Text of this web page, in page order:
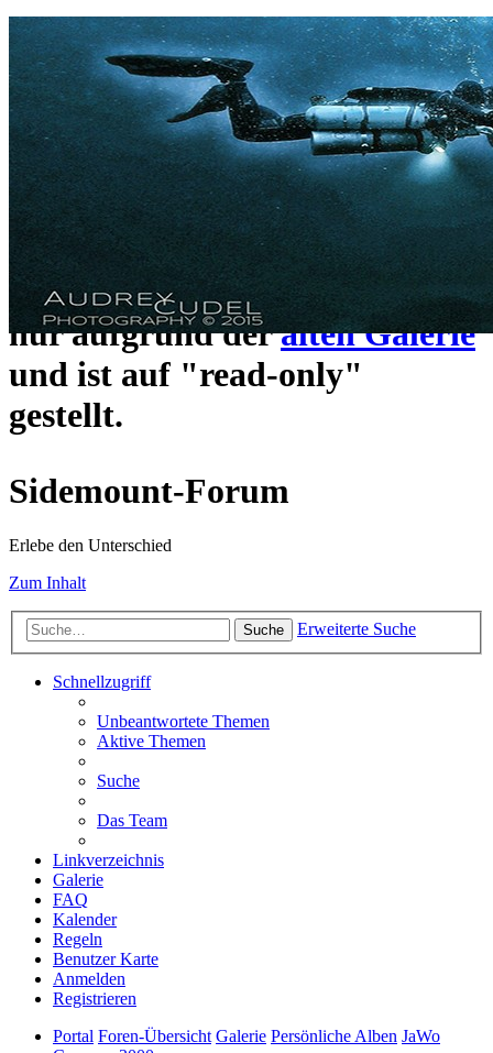
Das Sidemount-Forum ist auf
ein neues Forensystem
umgezogen und wie gewohnt
unterhttps://www.sidemount-
forum.com
erreichbar.
Das alte Forum hier existiert
nur aufgrund deralten Galerie
und ist auf "read-only"
gestellt.
Sidemount-Forum
Erlebe den Unterschied
Zum Inhalt
Suche Erweiterte Suche
Schnellzugriff
Unbeantwortete Themen
Aktive Themen
Suche
Das Team
Linkverzeichnis
Galerie
FAQ
Kalender
Regeln
Benutzer Karte
Anmelden
Registrieren
Portal Foren-Übersicht Galerie Persönliche Alben JaWo